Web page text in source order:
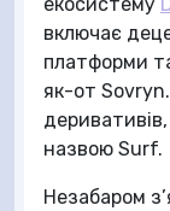
включає
платформи
як-от
назвою Surf.
Незабаром